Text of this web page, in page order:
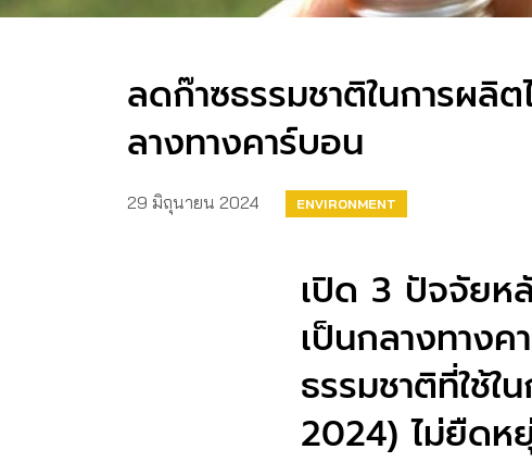
ลดก๊าซธรรมชาติในการผลิ
ลางทางคาร์บอน
29 มิถุนายน 2024
ENVIRONMENT
เปิด 3 ปัจจัยห
เป็นกลางทาง
ธรรมชาติที่ใช้
2024) ไม่ยืดห